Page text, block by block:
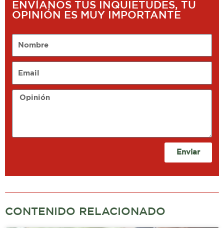
ENVÍANOS TUS INQUIETUDES, TU
OPINIÓN ES MUY IMPORTANTE
Opinión
Enviar
CONTENIDO RELACIONADO